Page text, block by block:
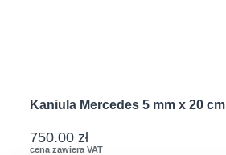
Kaniula Mercedes 5 mm x 20 cm
750.00 zł
cena zawiera VAT